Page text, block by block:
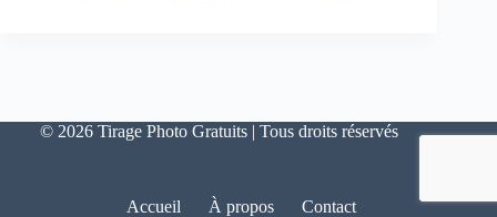
© 2026 Tirage Photo Gratuits | Tous droits réservés
Accueil À propos Contact